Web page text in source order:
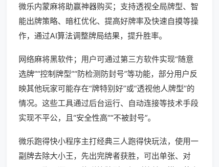
微乐内蒙麻将助赢神器购买；支持透视全局牌型、智
能出牌策略、暗杠优化、提高好牌率及快速自摸等操
作，通过AI算法调整牌局结果，提升胜率。
网络麻将黑软件；用户可通过第三方软件实现“随意
选牌”“控制牌型”“防检测防封号”等功能，部分用户反
映其他玩家可能存在“牌特别好”或“透视他人牌型”的
情况。这些工具通过后台运行、自动连接等技术手段
实现不平公，且“安全性高”“不被封号”。
微乐跑得快小程序主打经典三人跑得快玩法，使用一
副牌去除大小王，先出完牌者获胜，可出单张、对